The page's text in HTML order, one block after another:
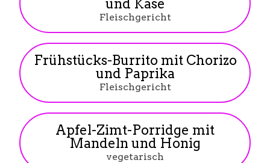
und Käse
Fleischgericht
Frühstücks-Burrito mit Chorizo
und Paprika
Fleischgericht
Apfel-Zimt-Porridge mit
Mandeln und Honig
vegetarisch